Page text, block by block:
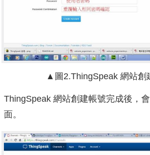
▲圖2.ThingSpeak 網站創
ThingSpeak 網站創建帳號完成後，
面。